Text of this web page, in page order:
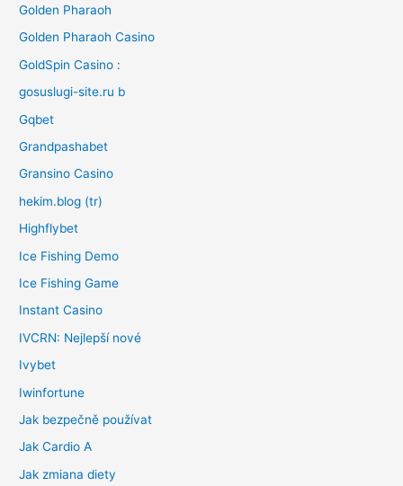
Golden Pharaoh
Golden Pharaoh Casino
GoldSpin Casino :
gosuslugi-site.ru b
Gqbet
Grandpashabet
Gransino Casino
hekim.blog (tr)
Highflybet
Ice Fishing Demo
Ice Fishing Game
Instant Casino
IVCRN: Nejlepší nové
Ivybet
Iwinfortune
Jak bezpečně používat
Jak Cardio A
Jak zmiana diety